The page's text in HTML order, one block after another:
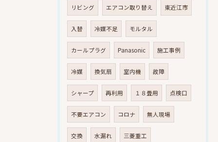
リビング エアコン取り替え 東近江市
入替 冷媒不足 モルタル
カールプラグ Panasonic 施工事例
冷媒 換気扇 室内機 故障
シャープ 再利用 １８畳用 点検口
不要エアコン コロナ 無人現場
交換 水漏れ 三菱重工